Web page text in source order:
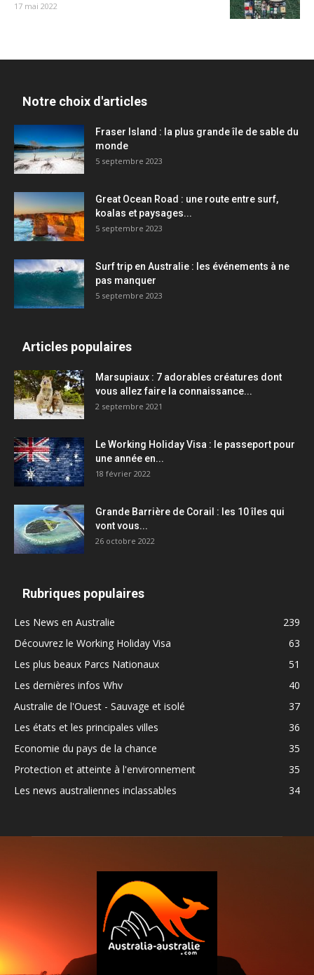
17 mai 2022
Notre choix d'articles
Fraser Island : la plus grande île de sable du
monde
5 septembre 2023
Great Ocean Road : une route entre surf,
koalas et paysages...
5 septembre 2023
Surf trip en Australie : les événements à ne
pas manquer
5 septembre 2023
Articles populaires
Marsupiaux : 7 adorables créatures dont
vous allez faire la connaissance...
2 septembre 2021
Le Working Holiday Visa : le passeport pour
une année en...
18 février 2022
Grande Barrière de Corail : les 10 îles qui
vont vous...
26 octobre 2022
Rubriques populaires
Les News en Australie
239
Découvrez le Working Holiday Visa
63
Les plus beaux Parcs Nationaux
51
Les dernières infos Whv
40
Australie de l'Ouest - Sauvage et isolé
37
Les états et les principales villes
36
Economie du pays de la chance
35
Protection et atteinte à l'environnement
35
Les news australiennes inclassables
34